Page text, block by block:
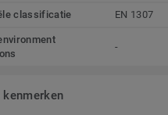
classificatie EN 1307
-